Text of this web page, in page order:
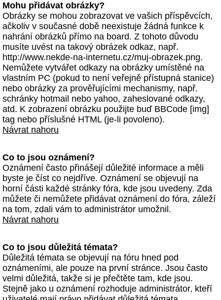
Mohu přidávat obrázky?
Obrázky se mohou zobrazovat ve vašich příspěvcích,
ačkoliv v současné době neexistuje žádná funkce k
nahrání obrázků přímo na board. Z tohoto důvodu
musíte uvést na takový obrázek odkaz, např.
http://www.nekde-na-internetu.cz/muj-obrazek.png.
Nemůžete vytvářet odkazy na obrázky umístěné na
vlastním PC (pokud to není veřejně přístupná stanice)
nebo obrázky za prověřujícími mechanismy, např.
schránky hotmail nebo yahoo, zaheslované odkazy,
atd. K zobrazení obrázku použijte buď BBCode [img]
tag nebo příslušné HTML (je-li povoleno).
Návrat nahoru
Co to jsou oznámení?
Oznámení často přinášejí důležité informace a měli
byste je číst co nejdříve. Oznámení se objevují na
horní části každé stránky fóra, kde jsou uvedeny. Zda
můžete či nemůžete přidávat oznámení do fóra, záleží
na tom, zdali vám to administrátor umožnil.
Návrat nahoru
Co to jsou důležitá témata?
Důležitá témata se objevují na fóru hned pod
oznámeními, ale pouze na první stránce. Jsou často
velmi důležitá, takže si je přečtěte tam, kde jsou.
Stejně jako u oznámení rozhoduje administrátor, kteří